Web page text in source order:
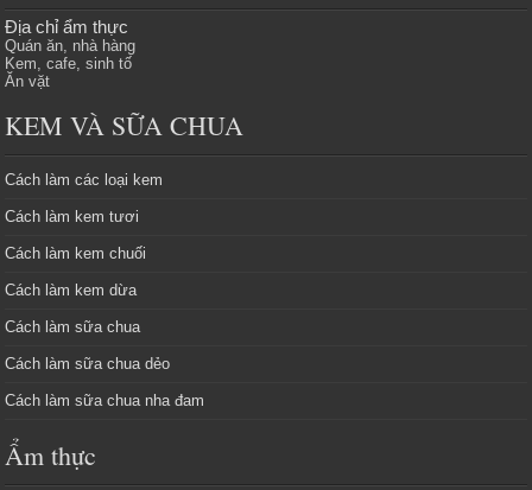
Địa chỉ ẩm thực
Quán ăn, nhà hàng
Kem, cafe, sinh tố
Ăn vặt
KEM VÀ SỮA CHUA
Cách làm các loại kem
Cách làm kem tươi
Cách làm kem chuối
Cách làm kem dừa
Cách làm sữa chua
Cách làm sữa chua dẻo
Cách làm sữa chua nha đam
Ẩm thực